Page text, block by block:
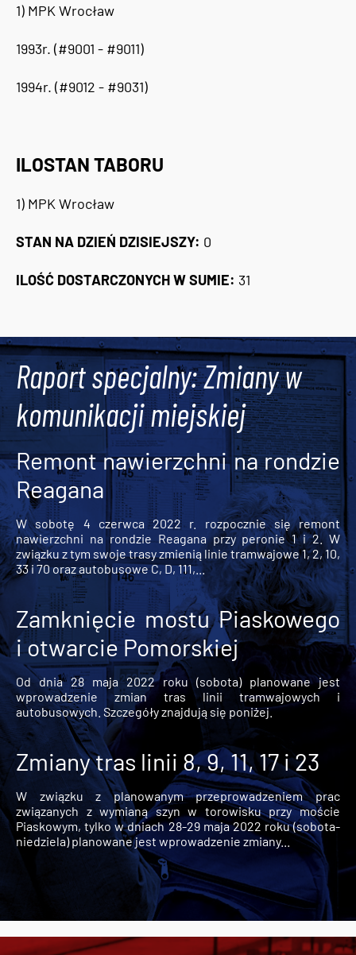
1) MPK Wrocław
1993r. (#9001 - #9011)
1994r. (#9012 - #9031)
ILOSTAN TABORU
1) MPK Wrocław
STAN NA DZIEŃ DZISIEJSZY: 0
ILOŚĆ DOSTARCZONYCH W SUMIE: 31
Raport specjalny: Zmiany w
komunikacji miejskiej
Remont nawierzchni na rondzie
Reagana
W sobotę 4 czerwca 2022 r. rozpocznie się remont
nawierzchni na rondzie Reagana przy peronie 1 i 2. W
związku z tym swoje trasy zmienią linie tramwajowe 1, 2, 10,
33 i 70 oraz autobusowe C, D, 111,...
Zamknięcie mostu Piaskowego
i otwarcie Pomorskiej
Od dnia 28 maja 2022 roku (sobota) planowane jest
wprowadzenie zmian tras linii tramwajowych i
autobusowych. Szczegóły znajdują się poniżej.
Zmiany tras linii 8, 9, 11, 17 i 23
W związku z planowanym przeprowadzeniem prac
związanych z wymianą szyn w torowisku przy moście
Piaskowym, tylko w dniach 28-29 maja 2022 roku (sobota-
niedziela) planowane jest wprowadzenie zmiany...